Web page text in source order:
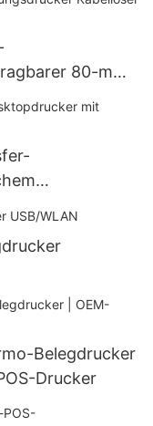
80-mm-
Belegdrucker
Drucker